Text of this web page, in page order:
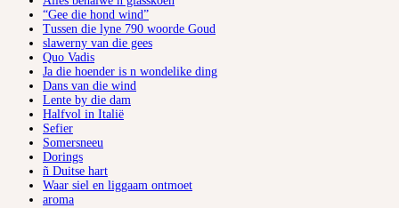
“Gee die hond wind”
Tussen die lyne 790 woorde Goud
slawerny van die gees
Quo Vadis
Ja die hoender is n wondelike ding
Dans van die wind
Lente by die dam
Halfvol in Italië
Sefier
Somersneeu
Dorings
ñ Duitse hart
Waar siel en liggaam ontmoet
aroma